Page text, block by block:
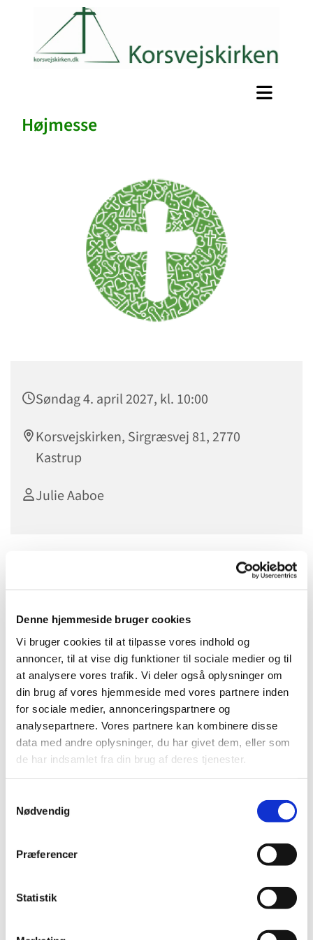
Denne hjemmeside bruger cookies
Vi bruger cookies til at tilpasse vores indhold og
annoncer, til at vise dig funktioner til sociale medier og til
at analysere vores trafik. Vi deler også oplysninger om
din brug af vores hjemmeside med vores partnere inden
for sociale medier, annonceringspartnere og
analysepartnere. Vores partnere kan kombinere disse
data med andre oplysninger, du har givet dem, eller som
de har indsamlet fra din brug af deres tjenester.
Nødvendig
Præferencer
Statistik
Højmesse
Søndag 4. april 2027, kl. 10:00
Korsvejskirken, Sirgræsvej 81, 2770
Kastrup
Julie Aaboe
Du vil måske også kunne lide...